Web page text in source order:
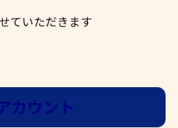
ていただきます
カウント